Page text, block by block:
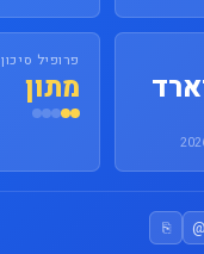
פרופיל סיכון
מתון
@
⎘